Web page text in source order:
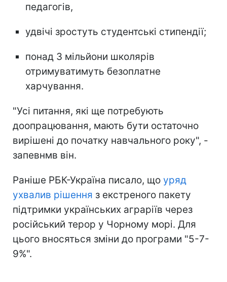
педагогів,
удвічі зростуть студентські стипендії;
понад 3 мільйони школярів
отримуватимуть безоплатне
харчування.
"Усі питання, які ще потребують
доопрацювання, мають бути остаточно
вирішені до початку навчального року", -
запевнмв він.
Раніше РБК-Україна писало, що уряд
ухвалив рішення з екстреного пакету
підтримки українських аграріїв через
російський терор у Чорному морі. Для
цього вносяться зміни до програми "5-7-
9%".